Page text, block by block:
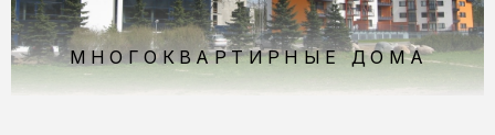
МНОГОКВАРТИРНЫЕ ДОМА